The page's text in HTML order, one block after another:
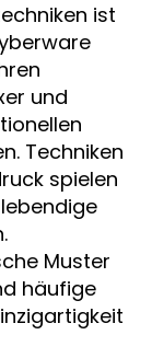
ist
und
Techniken
spielen
Muster
häufige